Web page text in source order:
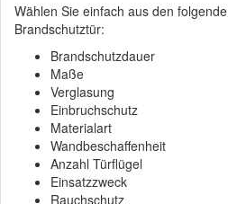
Wählen Sie einfach aus den
Brandschutztür:
Brandschutzdauer
Maße
Verglasung
Einbruchschutz
Materialart
Wandbeschaffenheit
Anzahl Türflügel
Einsatzzweck
Rauchschutz